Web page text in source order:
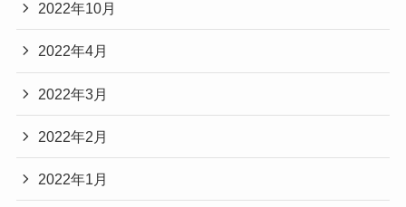
2022年10月
2022年4月
2022年3月
2022年2月
2022年1月